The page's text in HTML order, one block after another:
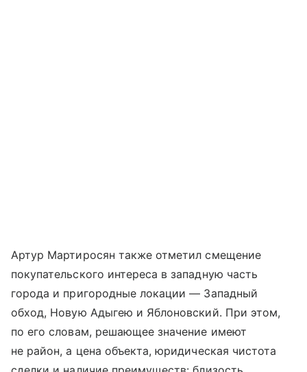
Артур Мартиросян также отметил смещение
покупательского интереса в западную часть
города и пригородные локации — Западный
обход, Новую Адыгею и Яблоновский. При этом,
по его словам, решающее значение имеют
не район, а цена объекта, юридическая чистота